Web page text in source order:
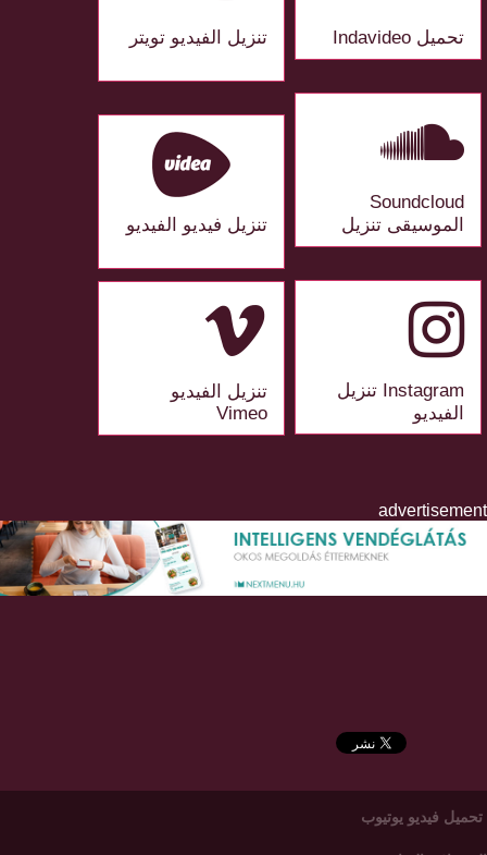
تحميل Indavideo تنزيل الفيديو تويتر
Soundcloud
الموسيقى تنزيل
تنزيل فيديو الفيديو
Instagram تنزيل
الفيديو
تنزيل الفيديو
Vimeo
advertisement
تحميل فيديو يوتيوب